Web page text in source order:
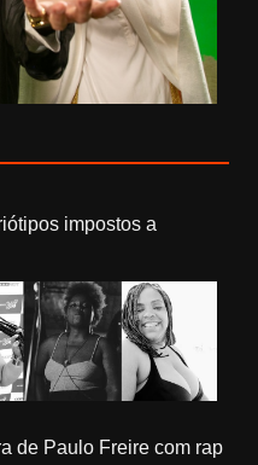
impostos a
de Paulo Freire com rap